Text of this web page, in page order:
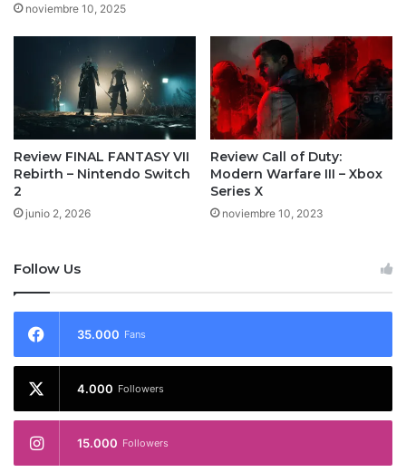
noviembre 10, 2025
Review FINAL FANTASY VII
Rebirth – Nintendo Switch
2
junio 2, 2026
Review Call of Duty:
Modern Warfare III – Xbox
Series X
noviembre 10, 2023
Follow Us
35.000 Fans
4.000 Followers
15.000 Followers